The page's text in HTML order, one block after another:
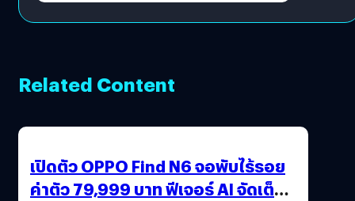
Related Content
เปิดตัว OPPO Find N6 จอพับไร้รอย
ค่าตัว 79,999 บาท ฟีเจอร์ AI จัดเต็ม